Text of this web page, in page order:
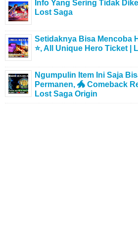
Info Yang Sering Tidak
Lost Saga
Setidaknya Bisa Mencoba
⭐, All Unique Hero Ticket |
Ngumpulin Item Ini Saja
Permanen, 🐲 Comeback
Lost Saga Origin